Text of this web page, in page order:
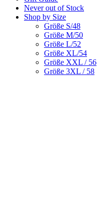
Never out of Stock
Shop by Size
Größe S/48
Größe M/50
Größe L/52
Größe XL/54
Größe XXL / 56
Größe 3XL / 58